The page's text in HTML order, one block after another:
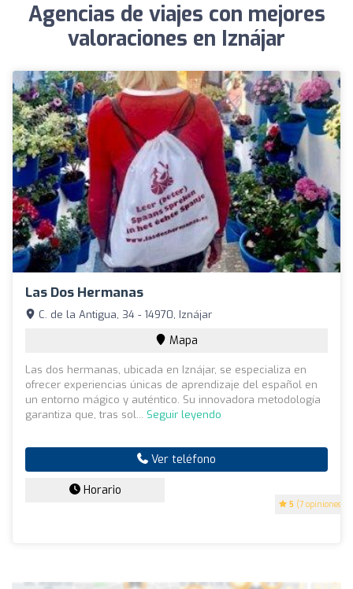
Agencias de viajes con mejores
valoraciones en Iznájar
Las Dos Hermanas
5 (7 opiniones)
C. de la Antigua, 34 - 14970, Iznájar
Mapa
Las dos hermanas, ubicada en Iznájar, se especializa en
ofrecer experiencias únicas de aprendizaje del español en
un entorno mágico y auténtico. Su innovadora metodología
garantiza que, tras sol... Seguir leyendo
Ver teléfono
Horario